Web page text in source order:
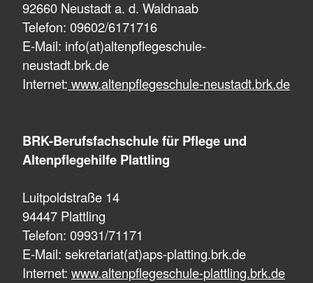
92660 Neustadt a. d. Waldnaab
Telefon: 09602/6171716
E-Mail: info(at)altenpflegeschule-
neustadt.brk.de
Internet: www.altenpflegeschule-neustadt.brk.de
BRK-Berufsfachschule für Pflege und
Altenpflegehilfe Plattling
Luitpoldstraße 14
94447 Plattling
Telefon: 09931/71171
E-Mail: sekretariat(at)aps-platting.brk.de
Internet: www.altenpflegeschule-plattling.brk.de